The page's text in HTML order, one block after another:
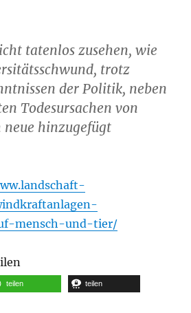
tatenlos zusehen, wie
trotz
der Politik, neben
Todesursachen von
neue hinzugefügt
mensch-und-tier/
teilen teilen